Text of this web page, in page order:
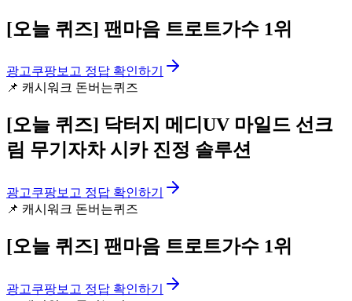
[오늘 퀴즈] 팬마음 트로트가수 1위
광고쿠팡보고 정답 확인하기
📌 캐시워크 돈버는퀴즈
[오늘 퀴즈] 닥터지 메디UV 마일드 선크
림 무기자차 시카 진정 솔루션
광고쿠팡보고 정답 확인하기
📌 캐시워크 돈버는퀴즈
[오늘 퀴즈] 팬마음 트로트가수 1위
광고쿠팡보고 정답 확인하기